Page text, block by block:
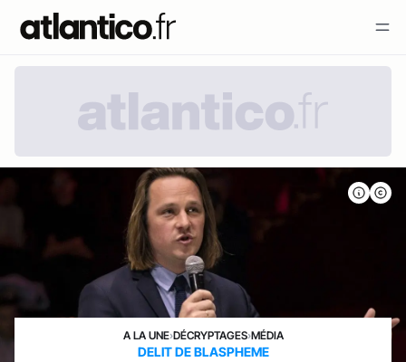
A LA UNE›DÉCRYPTAGES›MÉDIA
DELIT DE BLASPHEME